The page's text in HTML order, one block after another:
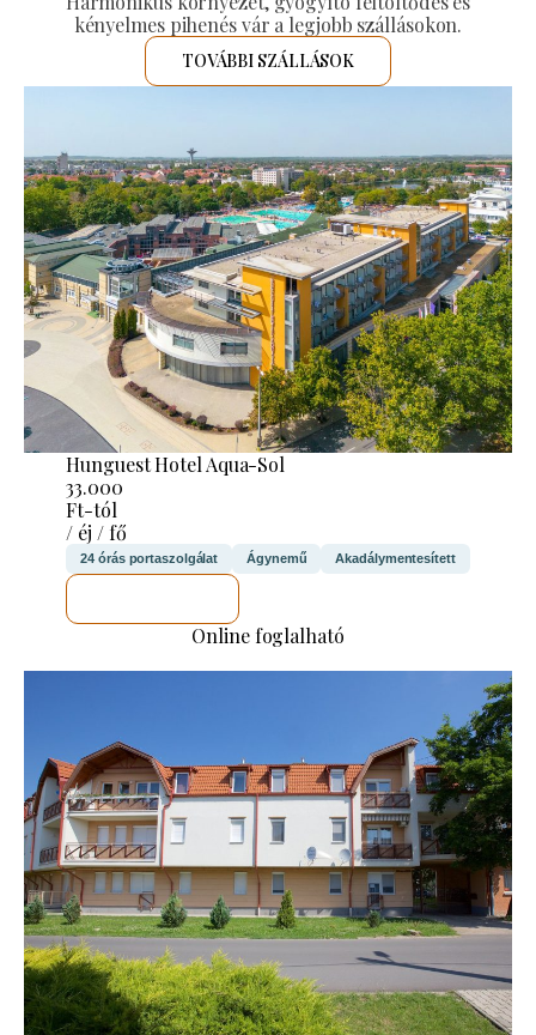
kényelmes pihenés vár a legjobb szállásokon.
TOVÁBBI SZÁLLÁSOK
Hunguest Hotel Aqua-Sol
33.000
Ft-tól
/ éj / fő
24 órás portaszolgálat Ágynemű Akadálymentesített
Online foglalható